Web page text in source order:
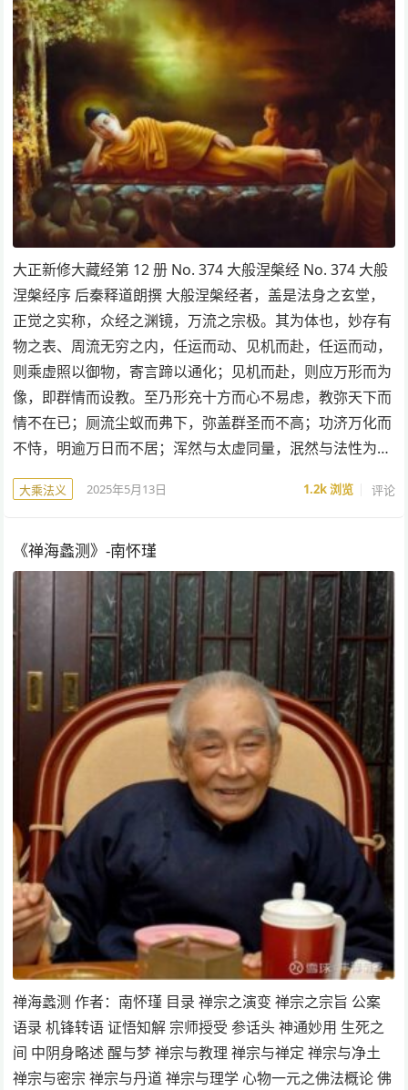
大正新修大藏经第 12 册 No. 374 大般涅槃经 No. 374 大般
涅槃经序 后秦释道朗撰 大般涅槃经者，盖是法身之玄堂，
正觉之实称，众经之渊镜，万流之宗极。其为体也，妙存有
物之表、周流无穷之内，任运而动、见机而赴，任运而动，
则乘虚照以御物，寄言蹄以通化；见机而赴，则应万形而为
像，即群情而设教。至乃形充十方而心不易虑，教弥天下而
情不在已；厕流尘蚁而弗下，弥盖群圣而不高；功济万化而
不恃，明逾万日而不居；浑然与太虚同量，泯然与法性为…
大乘法义 2025年5月13日 1.2k浏览 评论
《禅海蠡测》-南怀瑾
禅海蠡测 作者：南怀瑾 目录 禅宗之演变 禅宗之宗旨 公案
语录 机锋转语 证悟知解 宗师授受 参话头 神通妙用 生死之
间 中阴身略述 醒与梦 禅宗与教理 禅宗与禅定 禅宗与净土
禅宗与密宗 禅宗与丹道 禅宗与理学 心物一元之佛法概论 佛